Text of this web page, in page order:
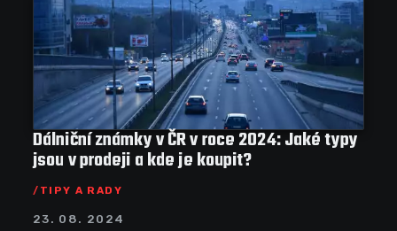
Dálniční známky v ČR v roce 2024: Jaké typy
jsou v prodeji a kde je koupit?
TIPY A RADY
23. 08. 2024